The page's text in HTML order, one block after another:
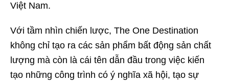
Việt Nam.
Với tầm nhìn chiến lược, The One Destination
không chỉ tạo ra các sản phẩm bất động sản chất
lượng mà còn là cái tên dẫn đầu trong việc kiến
tạo những công trình có ý nghĩa xã hội, tạo sự